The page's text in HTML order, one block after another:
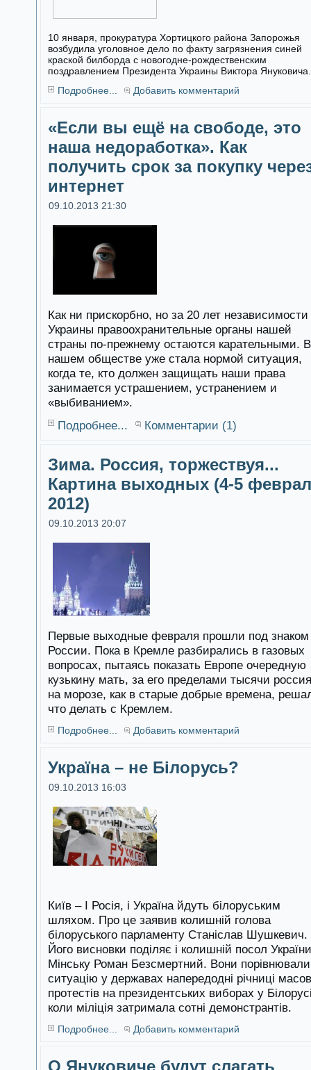
10 января, прокуратура Хортицкого района Запорожья
возбудила уголовное дело по факту загрязнения синей
краской билборда с новогодне-рождественским
поздравлением Президента Украины Виктора Януковича.
Подробнее...
Добавить комментарий
«Если вы ещё на свободе, это
наша недоработка». Как
получить срок за покупку
интернет
09.10.2013 21:30
Как ни прискорбно, но за 20 лет независимости
Украины правоохранительные органы нашей
страны по-прежнему остаются карательными. В
нашем обществе уже стала нормой ситуация,
когда те, кто должен защищать наши права
занимается устрашением, устранением и
«выбиванием».
Подробнее...
Комментарии (1)
Зима. Россия, торжествуя...
Картина выходных (4-5
2012)
09.10.2013 20:07
Первые выходные февраля прошли под знаком
России. Пока в Кремле разбирались в газовых
вопросах, пытаясь показать Европе очередную
кузькину мать, за его пределами тысячи
на морозе, как в старые добрые времена,
что делать с Кремлем.
Подробнее... Добавить комментарий
Україна – не Білорусь?
09.10.2013 16:03
Київ – І Росія, і Україна йдуть білоруським
шляхом. Про це заявив колишній голова
білоруського парламенту Станіслав Шушкевич.
Його висновки поділяє і колишній посол
Мінську Роман Безсмертний. Вони порівнювали
ситуацію у державах напередодні річниці
протестів на президентських виборах у
коли міліція затримала сотні демонстрантів.
Подробнее... Добавить комментарий
О Януковиче будут слагать